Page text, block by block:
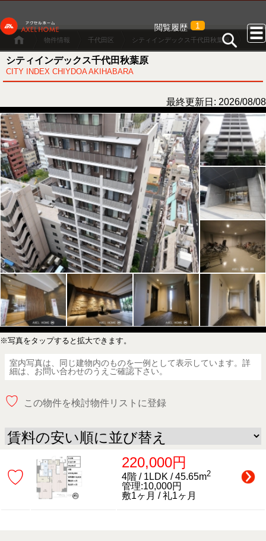
閲覧履歴 1
物件情報 千代田区 シティインデックス千代田秋葉原
シティインデックス千代田秋葉原
CITY INDEX CHIYDOA AKIHABARA
最終更新日: 2026/08/08
※写真をタップすると拡大できます。
室内写真は、同じ建物内のものを一例として表示しています。詳
細は、お問い合わせのうえご確認下さい。
♡ この物件を検討物件リストに登録
♡
220,000円
4階 / 1LDK / 45.65m2
管理:10,000円
敷1ヶ月 / 礼1ヶ月